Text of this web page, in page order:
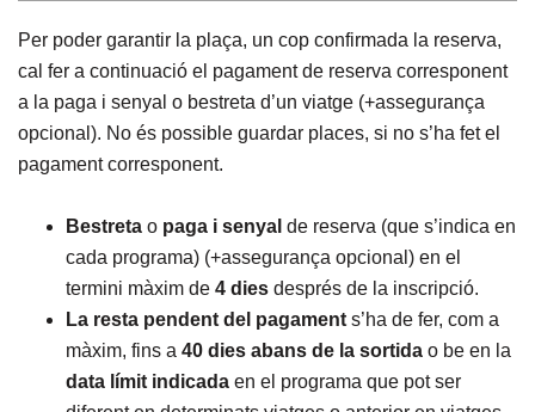
Per poder garantir la plaça, un cop confirmada la reserva,
cal fer a continuació el pagament de reserva corresponent
a la paga i senyal o bestreta d’un viatge (+assegurança
opcional). No és possible guardar places, si no s’ha fet el
pagament corresponent.
Bestreta o paga i senyal de reserva (que s’indica en
cada programa) (+assegurança opcional) en el
termini màxim de 4 dies després de la inscripció.
La resta pendent del pagament s’ha de fer, com a
màxim, fins a 40 dies abans de la sortida o be en la
data límit indicada en el programa que pot ser